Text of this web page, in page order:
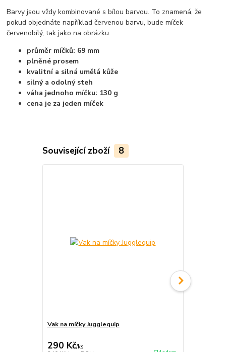
Barvy jsou vždy kombinované s bílou barvou. To znamená, že
pokud objednáte například červenou barvu, bude míček
červenobílý, tak jako na obrázku.
průměr míčků: 69 mm
plněné prosem
kvalitní a silná umělá kůže
silný a odolný steh
váha jednoho míčku: 130 g
cena je za jeden míček
Související zboží 8
Vak na míčky Jugglequip
290 Kč/ks